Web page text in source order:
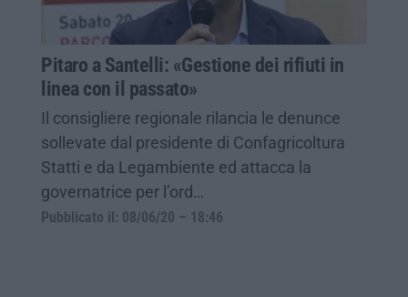
Pitaro a Santelli: «Gestione dei rifiuti in
linea con il passato»
Il consigliere regionale rilancia le denunce
sollevate dal presidente di Confagricoltura
Statti e da Legambiente ed attacca la
governatrice per l’ord…
Pubblicato il: 08/06/20 – 18:46